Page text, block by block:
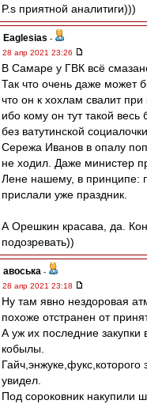
P.s приятной аналитиги)))
Eaglesias -
28 апр 2021 23:26
В Самаре у ГВК всё
Так что очень даже может
что он к хохлам свалит
ибо кому он тут такой весь
без ватутинской
Сережа Иванов в опалу
не ходил. Даже министер
Лене нашему, в принципе:
прислали уже праздник.
А Орешкин красава, да.
подозревать))
авоська -
28 апр 2021 23:18
Ну там явно нездоровая
похоже отстранен от
А уж их последние
кобылы.
Гайч,энжуке,фукс,которого
увидел.
Под сороковник накупили